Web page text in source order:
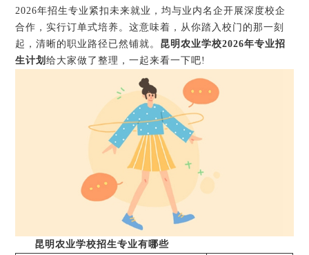
2026年招生专业紧扣未来就业，均与业内名企开展深度校企
合作，实行订单式培养。这意味着，从你踏入校门的那一刻
起，清晰的职业路径已然铺就。 昆明农业学校2026年专业招
生计划给大家做了整理，一起来看一下吧!
昆明农业学校招生专业有哪些